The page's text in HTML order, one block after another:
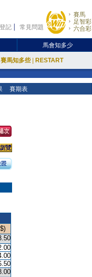
登記 常見問題
賽馬
足智彩
六合彩
馬會知多少
賽馬知多些 RESTART
賽期表